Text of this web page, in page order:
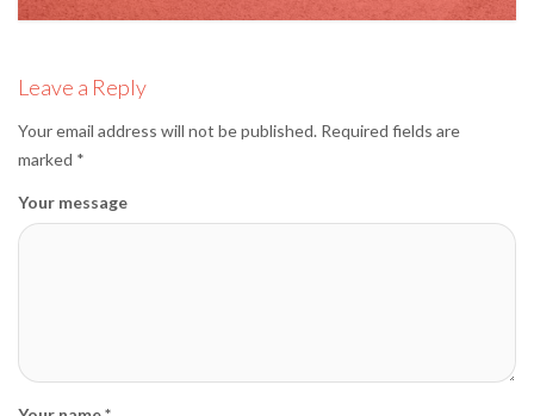
Leave a Reply
Your email address will not be published. Required fields are
marked *
Your message